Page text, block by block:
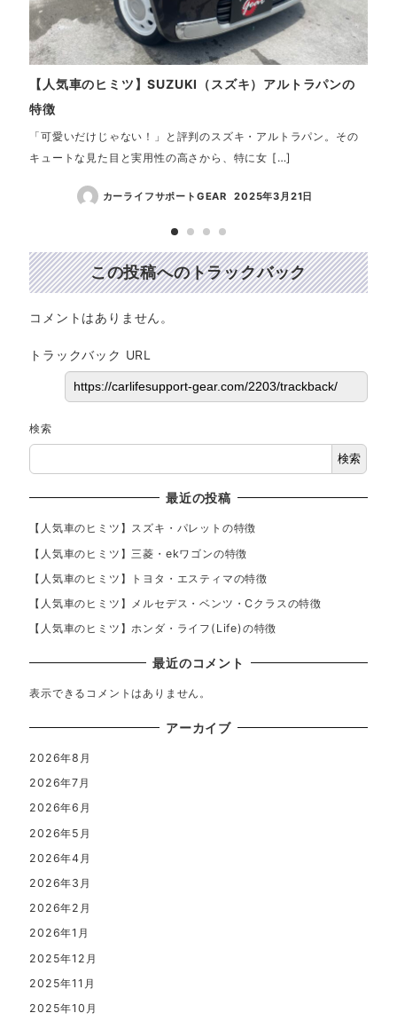
【人気車のヒミツ】SUZUKI（スズキ）アルトラパンの
特徴
「可愛いだけじゃない！」と評判のスズキ・アルトラパン。その
キュートな見た目と実用性の高さから、特に女 […]
カーライフサポートGEAR 2025年3月21日
この投稿へのトラックバック
コメントはありません。
トラックバック URL
検索
検索
最近の投稿
【人気車のヒミツ】スズキ・パレットの特徴
【人気車のヒミツ】三菱・ekワゴンの特徴
【人気車のヒミツ】トヨタ・エスティマの特徴
【人気車のヒミツ】メルセデス・ベンツ・Cクラスの特徴
【人気車のヒミツ】ホンダ・ライフ(Life)の特徴
最近のコメント
表示できるコメントはありません。
アーカイブ
2026年8月
2026年7月
2026年6月
2026年5月
2026年4月
2026年3月
2026年2月
2026年1月
2025年12月
2025年11月
2025年10月